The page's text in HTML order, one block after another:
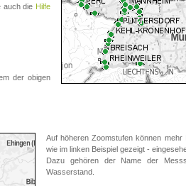
auch die Hilfe
der obigen
Auf höheren Zoomstufen können mehr
wie im linken Beispiel gezeigt -
Dazu gehören der Name der
Wasserstand.